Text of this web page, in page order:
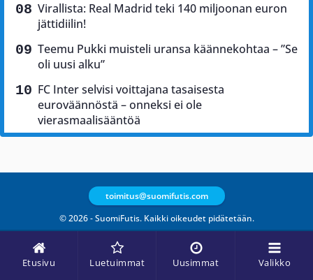
Etusivu Luetuimmat Uusimmat Valikko
Virallista: Real Madrid teki 140 miljoonan euron
jättidiilin!
Teemu Pukki muisteli uransa käännekohtaa – ”Se
oli uusi alku”
FC Inter selvisi voittajana tasaisesta
euroväännöstä – onneksi ei ole
vierasmaalisääntöä
© 2026 - SuomiFutis. Kaikki oikeudet pidätetään.
toimitus@suomifutis.com